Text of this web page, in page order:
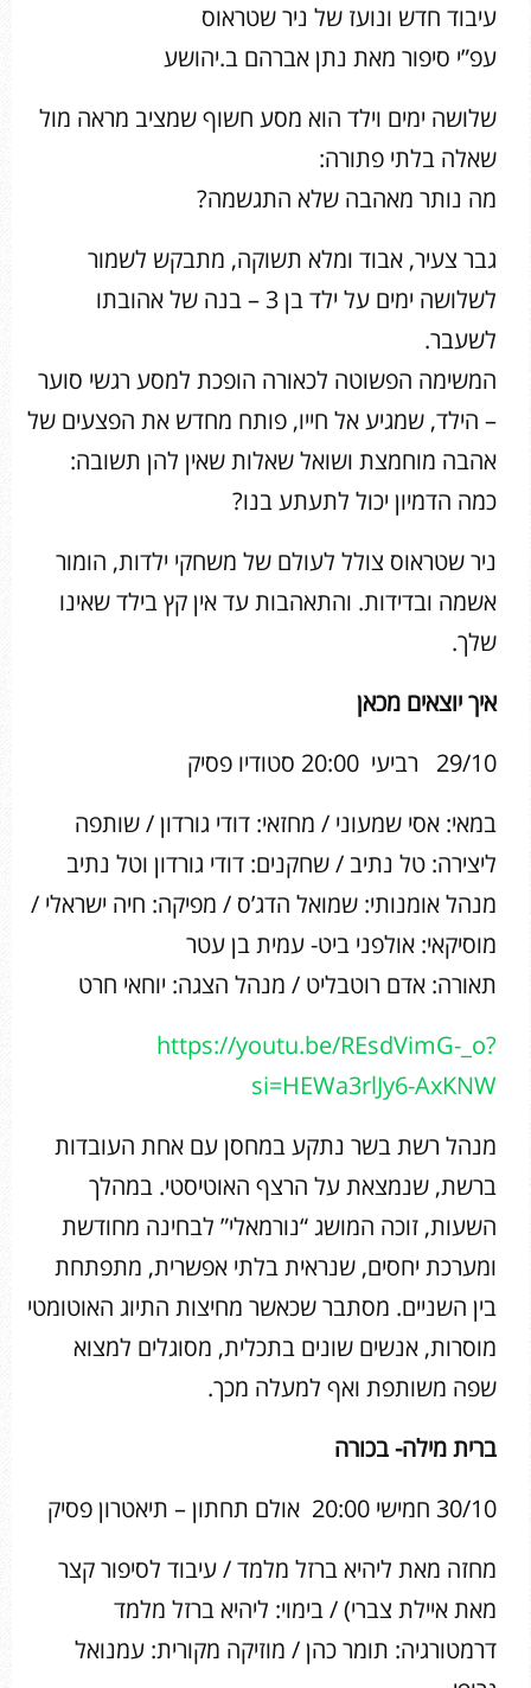
עיבוד חדש ונועז של ניר שטראוס
עפ”י סיפור מאת נתן אברהם ב.יהושע
שלושה ימים וילד הוא מסע חשוף שמציב מראה מול
שאלה בלתי פתורה:
מה נותר מאהבה שלא התגשמה?
גבר צעיר, אבוד ומלא תשוקה, מתבקש לשמור
לשלושה ימים על ילד בן 3 – בנה של אהובתו
לשעבר.
המשימה הפשוטה לכאורה הופכת למסע רגשי סוער
– הילד, שמגיע אל חייו, פותח מחדש את הפצעים של
אהבה מוחמצת ושואל שאלות שאין להן תשובה:
כמה הדמיון יכול לתעתע בנו?
ניר שטראוס צולל לעולם של משחקי ילדות, הומור
אשמה ובדידות. והתאהבות עד אין קץ בילד שאינו
שלך.
איך יוצאים מכאן
29/10 רביעי 20:00 סטודיו פסיק
במאי: אסי שמעוני / מחזאי: דודי גורדון / שותפה
ליצירה: טל נתיב / שחקנים: דודי גורדון וטל נתיב
מנהל אומנותי: שמואל הדג’ס / מפיקה: חיה ישראלי /
מוסיקאי: אולפני ביט- עמית בן עטר
תאורה: אדם רוטבליט / מנהל הצגה: יוחאי חרט
https://youtu.be/REsdVimG-_o?
si=HEWa3rlJy6-AxKNW
מנהל רשת בשר נתקע במחסן עם אחת העובדות
ברשת, שנמצאת על הרצף האוטיסטי. במהלך
השעות, זוכה המושג “נורמאלי” לבחינה מחודשת
ומערכת יחסים, שנראית בלתי אפשרית, מתפתחת
בין השניים. מסתבר שכאשר מחיצות התיוג האוטומטי
מוסרות, אנשים שונים בתכלית, מסוגלים למצוא
שפה משותפת ואף למעלה מכך.
ברית מילה- בכורה
30/10 חמישי 20:00 אולם תחתון – תיאטרון פסיק
מחזה מאת ליהיא ברזל מלמד / עיבוד לסיפור קצר
מאת איילת צברי) / בימוי: ליהיא ברזל מלמד
דרמטורגיה: תומר כהן / מוזיקה מקורית: עמנואל